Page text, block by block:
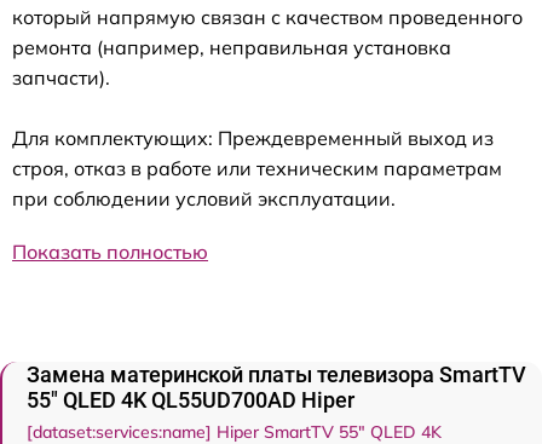
который напрямую связан с качеством проведенного
ремонта (например, неправильная установка
запчасти).
Для комплектующих: Преждевременный выход из
строя, отказ в работе или техническим параметрам
при соблюдении условий эксплуатации.
Показать полностью
Замена материнской платы телевизора SmartTV
55" QLED 4K QL55UD700AD Hiper
[dataset:services:name] Hiper SmartTV 55" QLED 4K